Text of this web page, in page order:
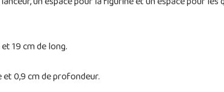
19 cm de long.
0,9 cm de profondeur.